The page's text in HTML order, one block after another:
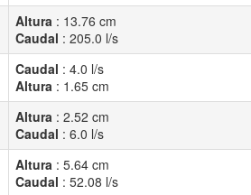
Altura : 13.76 cm
Caudal : 205.0 l/s
Caudal : 4.0 l/s
Altura : 1.65 cm
Altura : 2.52 cm
Caudal : 6.0 l/s
Altura : 5.64 cm
Caudal : 52.08 l/s